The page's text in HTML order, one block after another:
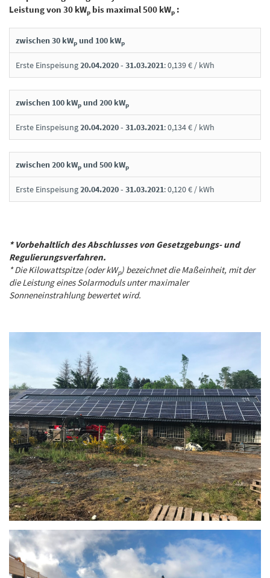
Leistung von 30 kWp bis maximal 500 kWp :
zwischen 30 kWp und 100 kWp
Erste Einspeisung20.04.2020 - 31.03.2021: 0,139 € / kWh
zwischen 100 kWp und 200 kWp
Erste Einspeisung20.04.2020 - 31.03.2021: 0,134 € / kWh
zwischen 200 kWp und 500 kWp
Erste Einspeisung20.04.2020 - 31.03.2021: 0,120 € / kWh
* Vorbehaltlich des Abschlusses von Gesetzgebungs- und
Regulierungsverfahren.
*Die Kilowattspitze (oder kWp) bezeichnet die Maßeinheit, mit der
die Leistung eines Solarmoduls unter maximaler
Sonneneinstrahlung bewertet wird.